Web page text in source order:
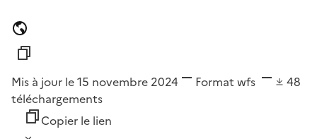
Mis à jour le 15 novembre 2024 Format wfs
48
téléchargements
Copier le lien